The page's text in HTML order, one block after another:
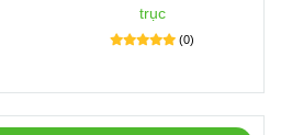
trục
(0)